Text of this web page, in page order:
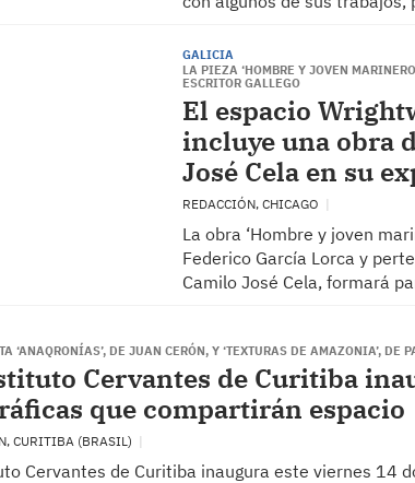
GALICIA
LA PIEZA ‘HOMBRE Y JOVEN
ESCRITOR GALLEGO
El espacio
incluye una obra
José Cela en su
REDACCIÓN, CHICAGO
La obra ‘Hombre y joven
Federico García Lorca y
Camilo José Cela, formará
‘ANAQRONÍAS’, DE JUAN CERÓN, Y ‘TEXTURAS DE AMAZONIA’, DE
Cervantes de Curitiba
que compartirán espacio
CURITIBA (BRASIL)
Cervantes de Curitiba inaugura este viernes 14